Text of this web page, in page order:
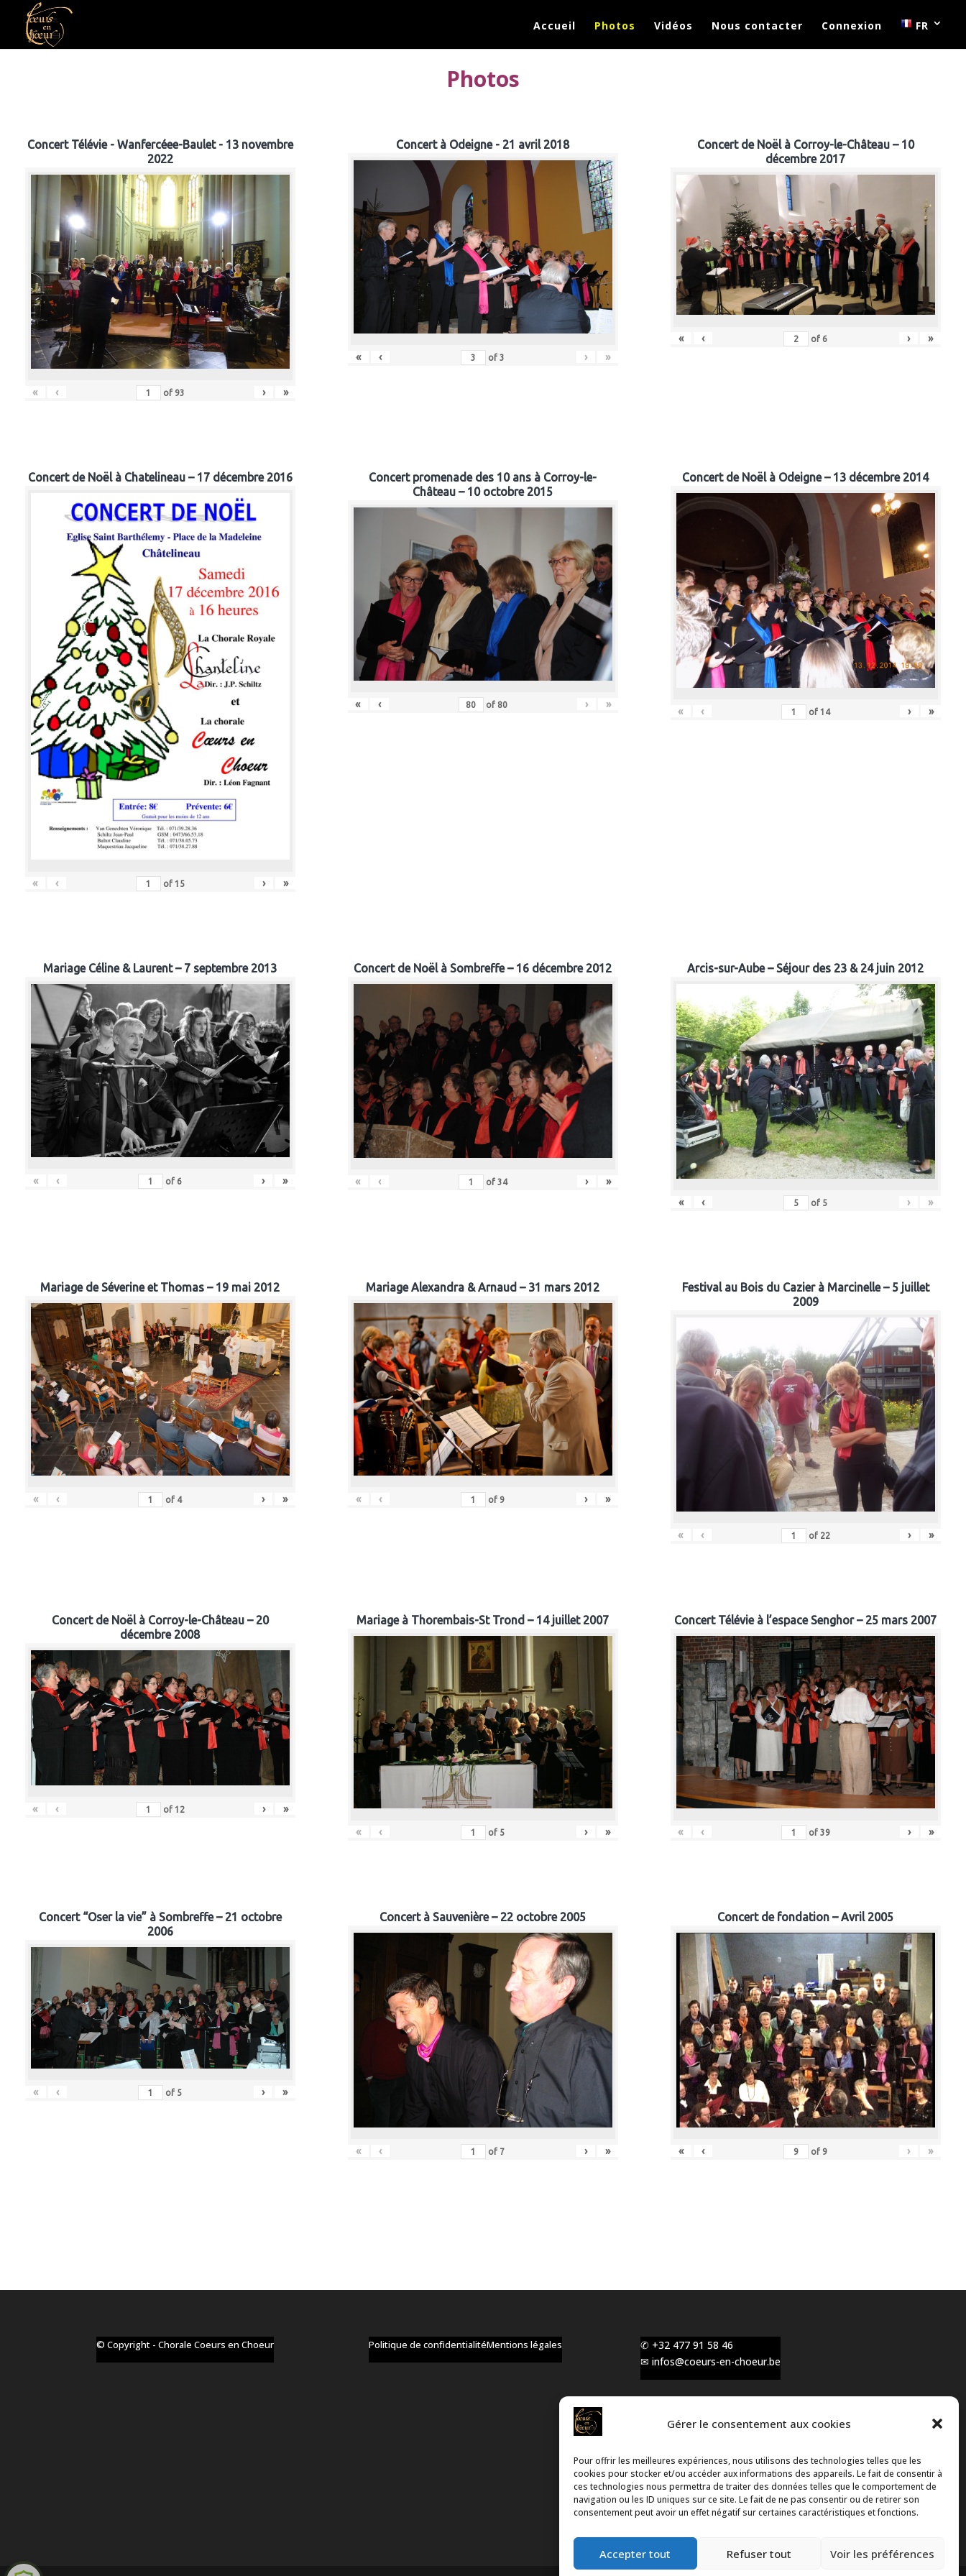
Gérer le consentement aux cookies
Pour offrir les meilleures expériences, nous utilisons des technologies telles que les
cookies pour stocker et/ou accéder aux informations des appareils. Le fait de consentir à
ces technologies nous permettra de traiter des données telles que le comportement de
navigation ou les ID uniques sur ce site. Le fait de ne pas consentir ou de retirer son
consentement peut avoir un effet négatif sur certaines caractéristiques et fonctions.
Accepter tout Refuser tout Voir les préférences
Accueil Photos Vidéos Nous contacter Connexion FR
Photos
Concert Télévie - Wanfercéee-Baulet - 13 novembre
2022
« ‹ of 93 › »
Concert à Odeigne - 21 avril 2018
« ‹ of3 › »
Concert de Noël à Corroy-le-Château – 10
décembre 2017
« ‹ of 6 › »
Concert de Noël à Chatelineau – 17 décembre 2016
« ‹ of 15 › »
Concert promenade des 10 ans à Corroy-le-
Château – 10 octobre 2015
« ‹ of 80 › »
Concert de Noël à Odeigne – 13 décembre 2014
« ‹ of 14 › »
Mariage Céline & Laurent – 7 septembre 2013
« ‹ of 6 › »
Concert de Noël à Sombreffe – 16 décembre 2012
« ‹ of 34 › »
Arcis-sur-Aube – Séjour des 23 & 24 juin 2012
« ‹ of 5 › »
Mariage de Séverine et Thomas – 19 mai 2012
« ‹ of 4 › »
Mariage Alexandra & Arnaud – 31 mars 2012
« ‹ of 9 › »
Festival au Bois du Cazier à Marcinelle – 5 juillet
2009
« ‹ of 22 › »
Concert de Noël à Corroy-le-Château – 20
décembre 2008
« ‹ of 12 › »
Mariage à Thorembais-St Trond – 14 juillet 2007
« ‹ of 5 › »
Concert Télévie à l’espace Senghor – 25 mars 2007
« ‹ of 39 › »
Concert “Oser la vie” à Sombreffe – 21 octobre
2006
« ‹ of 5 › »
Concert à Sauvenière – 22 octobre 2005
« ‹ of 7 › »
Concert de fondation – Avril 2005
« ‹ of 9 › »
© Copyright - Chorale Coeurs en Choeur Politique de confidentialitéMentions légales
✆ +32 477 91 58 46
✉ infos@coeurs-en-choeur.be
Toute proposition de partenariat en
téléphone ou par message !